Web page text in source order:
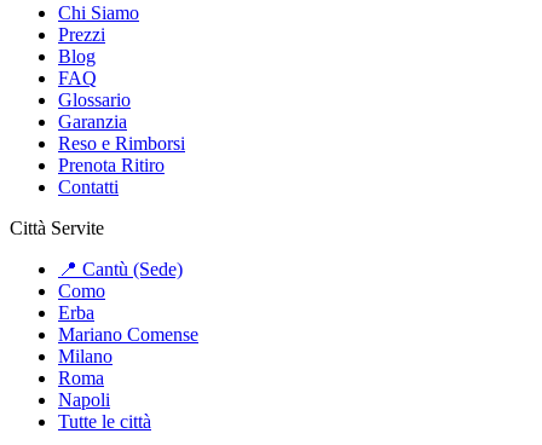
Chi Siamo
Prezzi
Blog
FAQ
Glossario
Garanzia
Reso e Rimborsi
Prenota Ritiro
Contatti
Città Servite
📍 Cantù (Sede)
Como
Erba
Mariano Comense
Milano
Roma
Napoli
Tutte le città